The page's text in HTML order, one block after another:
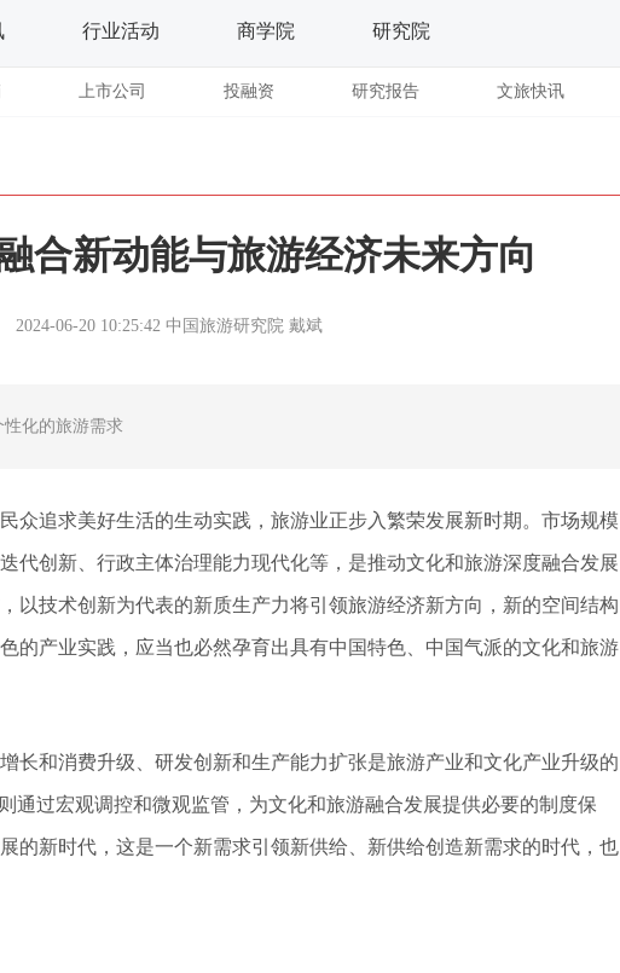
行业活动 商学院 研究院
上市公司 投融资 研究报告 文旅快讯
合新动能与旅游经济未来方向
2024-06-20 10:25:42 中国旅游研究院 戴斌
化的旅游需求
众追求美好生活的生动实践，旅游业正步入繁荣发展新时期。市场规模
代创新、行政主体治理能力现代化等，是推动文化和旅游深度融合发展
以技术创新为代表的新质生产力将引领旅游经济新方向，新的空间结构
的产业实践，应当也必然孕育出具有中国特色、中国气派的文化和旅游
长和消费升级、研发创新和生产能力扩张是旅游产业和文化产业升级的
通过宏观调控和微观监管，为文化和旅游融合发展提供必要的制度保
的新时代，这是一个新需求引领新供给、新供给创造新需求的时代，也